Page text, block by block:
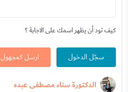
كيف تود أن يظهر اسمك على الاجابة ؟
سجّل الدخول ارسل كمجهول
الدكتورة سناء مصطفى عبده